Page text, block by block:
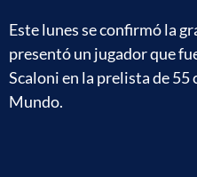
Este lunes se confirmó la
presentó un jugador que
Scaloni en la prelista de 55
Mundo.